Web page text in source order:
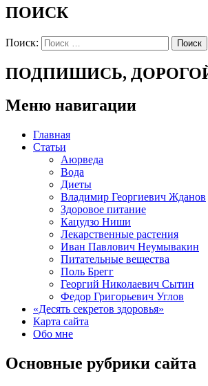
ПОИСК
Поиск:
ПОДПИШИСЬ,
Меню навигации
Главная
Статьи
Аюрведа
Вода
Диеты
Владимир Георгиевич Жданов
Здоровое питание
Кацудзо Ниши
Лекарственные растения
Иван Павлович Неумывакин
Питательные вещества
Поль Брегг
Георгий Николаевич Сытин
Федор Григорьевич Углов
«Десять секретов здоровья»
Карта сайта
Обо мне
Основные рубрики сайта